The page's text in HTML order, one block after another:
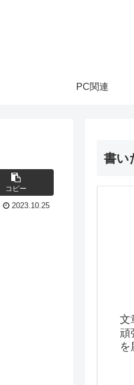
PC関連
コピー
2023.10.25
書い
文
頑
を